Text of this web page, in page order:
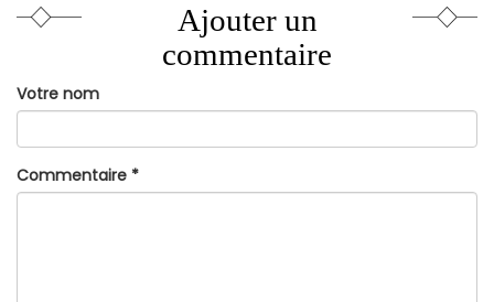
Ajouter un
commentaire
Votre nom
Commentaire *